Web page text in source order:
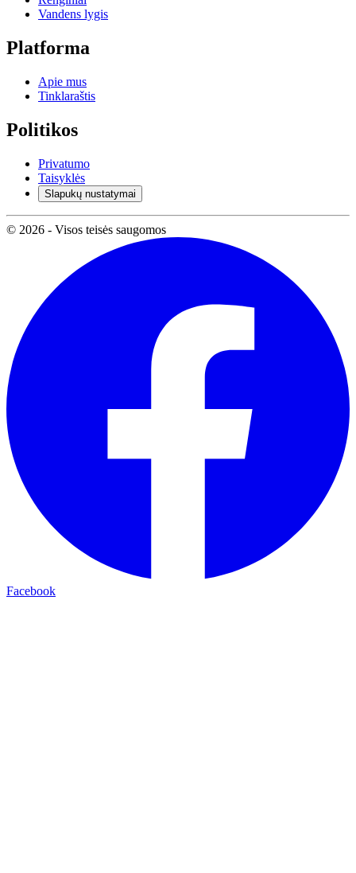
Vandens lygis
Platforma
Apie mus
Tinklaraštis
Politikos
Privatumo
Taisyklės
Slapukų nustatymai
© 2026 - Visos teisės saugomos
Facebook